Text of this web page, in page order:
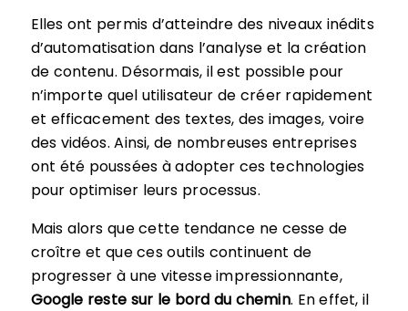
Elles ont permis d’atteindre des niveaux inédits
d’automatisation dans l’analyse et la création
de contenu. Désormais, il est possible pour
n’importe quel utilisateur de créer rapidement
et efficacement des textes, des images, voire
des vidéos. Ainsi, de nombreuses entreprises
ont été poussées à adopter ces technologies
pour optimiser leurs processus.
Mais alors que cette tendance ne cesse de
croître et que ces outils continuent de
progresser à une vitesse impressionnante,
Google reste sur le bord du chemin. En effet, il